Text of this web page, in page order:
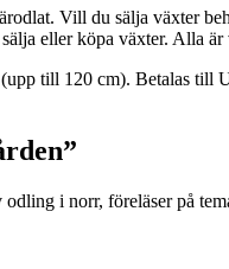
Vill du sälja växter
eller köpa växter. Alla är
till 120 cm). Betalas
i norr, föreläser på